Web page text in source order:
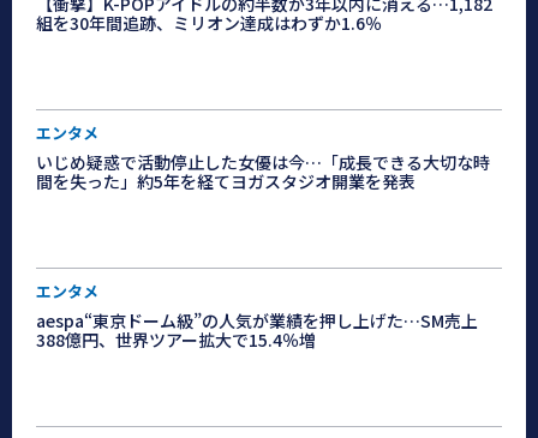
組を30年間追跡、ミリオン達成はわずか1.6％
エンタメ
いじめ疑惑で活動停止した女優は今…「成長できる大切な時
間を失った」約5年を経てヨガスタジオ開業を発表
エンタメ
aespa“東京ドーム級”の人気が業績を押し上げた…SM売上
388億円、世界ツアー拡大で15.4％増